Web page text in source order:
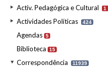
Activ. Pedagógica e Cultural 1
Actividades Políticas 424
Agendas 5
Biblioteca 15
Correspondência 11939